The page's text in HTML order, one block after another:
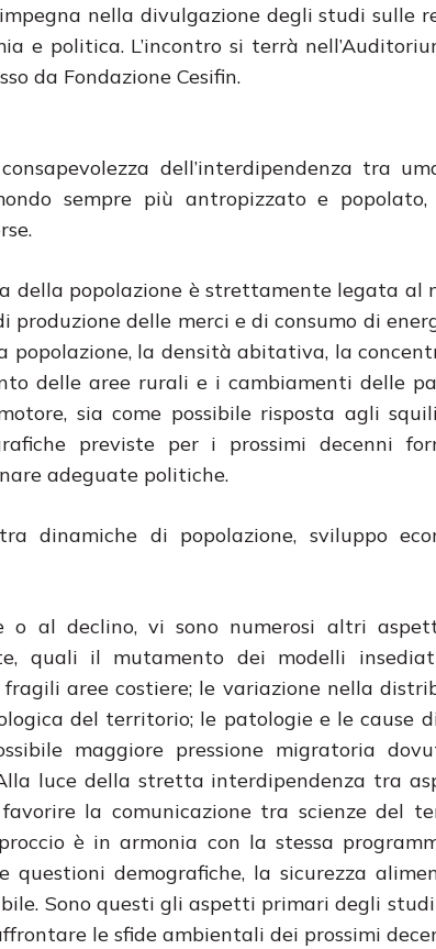
nella divulgazione degli studi sulle
e politica. L’incontro si terrà
da Fondazione Cesifin.
dell’interdipendenza tra
sempre più antropizzato e popolato,
della popolazione è strettamente legata al
delle merci e di consumo di
la densità abitativa, la
delle aree rurali e i cambiamenti delle
sia come possibile risposta agli
previste per i prossimi decenni
adeguate politiche.
dinamiche di popolazione, sviluppo
o al declino, vi sono numerosi altri
quali il mutamento dei modelli
aree costiere; le variazione nella
del territorio; le patologie e le cause
maggiore pressione migratoria
luce della stretta interdipendenza tra
la comunicazione tra scienze del
è in armonia con la stessa
demografiche, la sicurezza
Sono questi gli aspetti primari degli
le sfide ambientali dei prossimi